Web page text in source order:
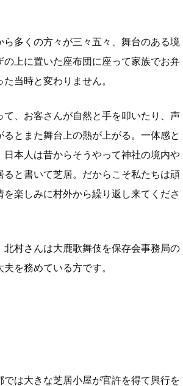
多くの方々が三々五々、舞台のある境
上に置いた座布団に座って家族でお弁
当時と変わりません。
て、お客さんが自然と手を叩いたり、声
とまた舞台上の熱が上がる。一体感と
本人は昔からそうやって神社の境内や
と書いて芝居。だからこそ私たちは頑
楽しみに村外から繰り返し来てくださ
村さんは大鹿歌舞伎を保存会事務局の
を務めている方です。
は大きな芝居小屋が官許を得て興行を